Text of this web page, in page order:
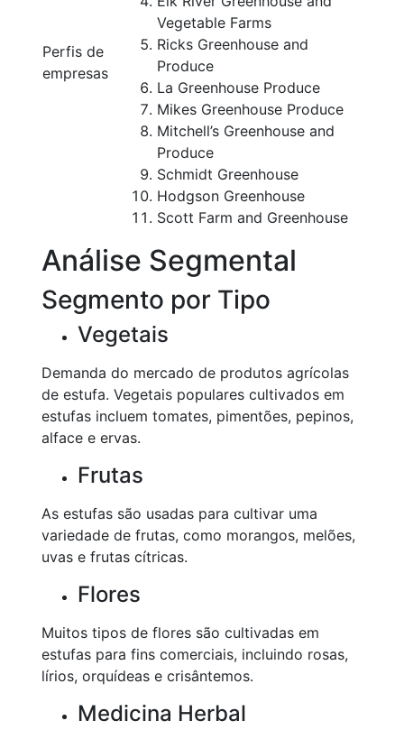
Perfis de
empresas
Vegetable Farms
Ricks Greenhouse and
Produce
La Greenhouse Produce
Mikes Greenhouse Produce
Mitchell’s Greenhouse and
Produce
Schmidt Greenhouse
Hodgson Greenhouse
Scott Farm and Greenhouse
Análise Segmental
Segmento por Tipo
Vegetais
Demanda do mercado de produtos agrícolas
de estufa. Vegetais populares cultivados em
estufas incluem tomates, pimentões, pepinos,
alface e ervas.
Frutas
As estufas são usadas para cultivar uma
variedade de frutas, como morangos, melões,
uvas e frutas cítricas.
Flores
Muitos tipos de flores são cultivadas em
estufas para fins comerciais, incluindo rosas,
lírios, orquídeas e crisântemos.
Medicina Herbal